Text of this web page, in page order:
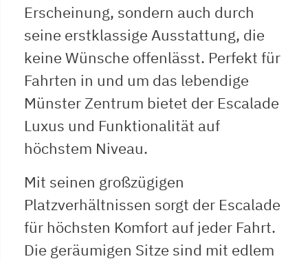
Erscheinung, sondern auch durch
seine erstklassige Ausstattung, die
keine Wünsche offenlässt. Perfekt für
Fahrten in und um das lebendige
Münster Zentrum bietet der Escalade
Luxus und Funktionalität auf
höchstem Niveau.
Mit seinen großzügigen
Platzverhältnissen sorgt der Escalade
für höchsten Komfort auf jeder Fahrt.
Die geräumigen Sitze sind mit edlem